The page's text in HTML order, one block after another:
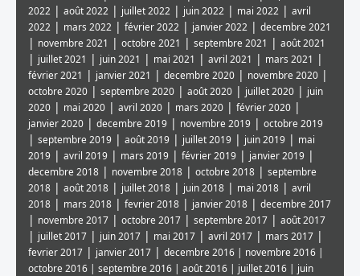
2022 | août 2022 | juillet 2022 | juin 2022 | mai 2022 | avril
2022 | mars 2022 | février 2022 | janvier 2022 | decembre 2021
| novembre 2021 | octobre 2021 | septembre 2021 | août 2021
| juillet 2021 | juin 2021 | mai 2021 | avril 2021 | mars 2021 |
février 2021 | janvier 2021 | decembre 2020 | novembre 2020 |
octobre 2020 | septembre 2020 | août 2020 | juillet 2020 | juin
2020 | mai 2020 | avril 2020 | mars 2020 | février 2020 |
janvier 2020 | decembre 2019 | novembre 2019 | octobre 2019
| septembre 2019 | août 2019 | juillet 2019 | juin 2019 | mai
2019 | avril 2019 | mars 2019 | février 2019 | janvier 2019 |
decembre 2018 | novembre 2018 | octobre 2018 | septembre
2018 | août 2018 | juillet 2018 | juin 2018 | mai 2018 | avril
2018 | mars 2018 | fevrier 2018 | janvier 2018 | decembre 2017
| novembre 2017 | octobre 2017 | septembre 2017 | août 2017
| juillet 2017 | juin 2017 | mai 2017 | avril 2017 | mars 2017 |
fevrier 2017 | janvier 2017 | decembre 2016 | novembre 2016 |
octobre 2016 | septembre 2016 | août 2016 | juillet 2016 | juin